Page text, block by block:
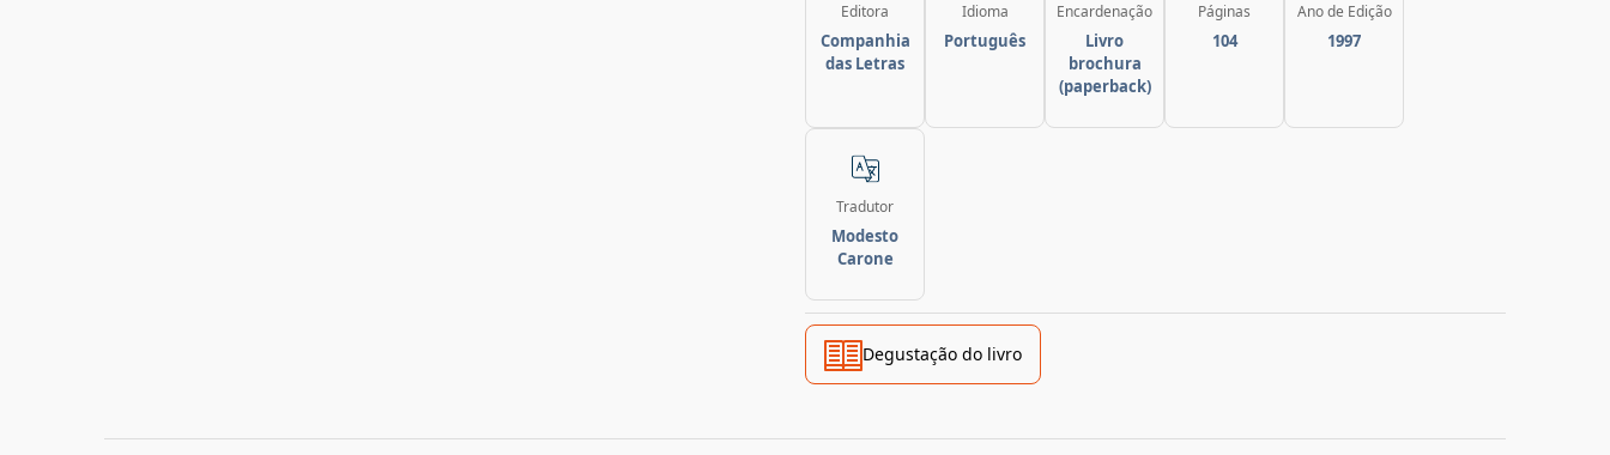
Editora
Companhia
das Letras
Idioma
Português
Encardenação
Livro
brochura
(paperback)
Páginas
104
Ano de Edição
1997
Tradutor
Modesto
Carone
Degustação do livro